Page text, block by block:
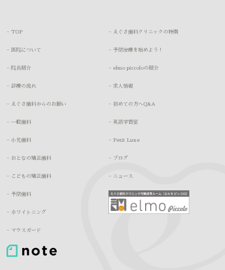
− TOP
− 医院について
− 院長紹介
− 診療の流れ
− えぐさ歯科からのお願い
− 一般歯科
− 小児歯科
− おとなの矯正歯科
− こどもの矯正歯科
− 予防歯科
− ホワイトニング
− マウスガード
− えぐさ歯科クリニックの特徴
− 予防治療を始めよう！
− elmo piccoloの紹介
− 求人情報
− 初めての方へQ&A
− 英語学習室
− Petit Luxe
− ブログ
− ニュース